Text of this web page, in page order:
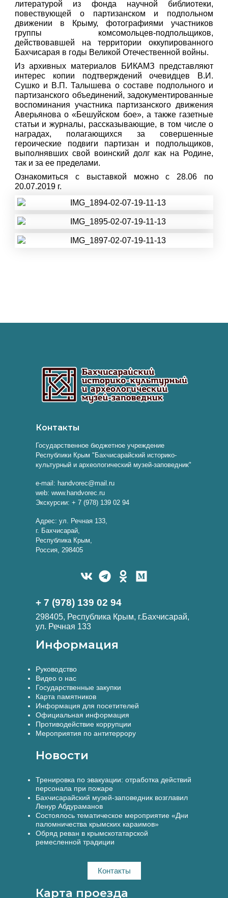
литературой из фонда научной библиотеки,
повествующей о партизанском и подпольном
движении в Крыму, фотографиями участников
группы комсомольцев-подпольщиков,
действовавшей на территории оккупированного
Бахчисарая в годы Великой Отечественной войны.
Из архивных материалов БИКАМЗ представляют
интерес копии подтверждений очевидцев В.И.
Сушко и В.П. Талышева о составе подпольного и
партизанского объединений, задокументированные
воспоминания участника партизанского движения
Аверьянова о «Бешуйском бое», а также газетные
статьи и журналы, рассказывающие, в том числе о
наградах, полагающихся за совершенные
героические подвиги партизан и подпольщиков,
выполнявших свой воинский долг как на Родине,
так и за ее пределами.
Ознакомиться с выставкой можно с 28.06 по
20.07.2019 г.
Контакты
Государственное бюджетное учреждение
Республики Крым "Бахчисарайский историко-
культурный и археологический музей-заповедник"
e-mail: handvorec@mail.ru
web: www.handvorec.ru
Экскурсии: + 7 (978) 139 02 94
Адрес: ул. Речная 133,
г. Бахчисарай,
Республика Крым,
Россия, 298405
+ 7 (978) 139 02 94
298405, Республика Крым, г.Бахчисарай,
ул. Речная 133
Информация
Руководство
Видео о нас
Государственные закупки
Карта памятников
Информация для посетителей
Официальная информация
Противодействие коррупции
Мероприятия по антитеррору
Новости
Тренировка по эвакуации: отработка действий
персонала при пожаре
Бахчисарайский музей-заповедник возглавил
Ленур Абдураманов
Состоялось тематическое мероприятие «Дни
паломничества крымских караимов»
Обряд реван в крымскотатарской
ремесленной традиции
Контакты
Карта проезда